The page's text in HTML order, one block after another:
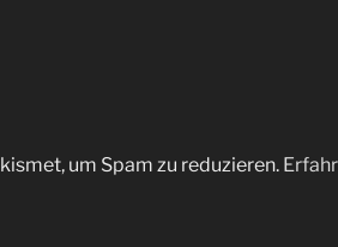
um Spam zu reduzieren.